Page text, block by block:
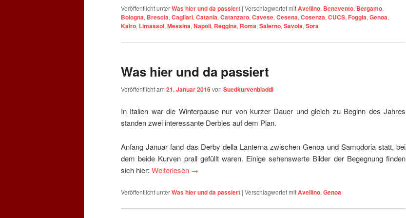
Veröffentlicht unterWas hier und da passiert | Verschlagwortet mitAvellino, Benevento, Bergamo,
Bologna, Brescia, Cagliari, Catania, Catanzaro, Cavese, Cesena, Cosenza, CUCS, Foggia, Genoa,
Kairo, Limassol, Messina, Napoli, Reggina, Roma, Salerno, Savoia, Sora
Was hier und da passiert
Veröffentlicht am 21. Januar 2016von Suedkurvenbladdl
In Italien war die Winterpause nur von kurzer Dauer und gleich zu Beginn des Jahres
standen zwei interessante Derbies auf dem Plan.
Anfang Januar fand das Derby della Lanterna zwischen Genoa und Sampdoria statt, bei
dem beide Kurven prall gefüllt waren. Einige sehenswerte Bilder der Begegnung finden
sich hier: Weiterlesen →
Veröffentlicht unterWas hier und da passiert | Verschlagwortet mitAvellino, Genoa